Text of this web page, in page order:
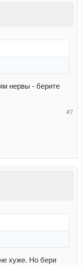
нервы - берите
#7
хуже. Но бери